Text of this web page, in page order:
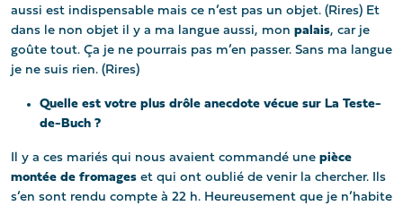
aussi est indispensable mais ce n’est pas un objet. (Rires) Et
dans le non objet il y a ma langue aussi, mon palais, car je
goûte tout. Ça je ne pourrais pas m’en passer. Sans ma langue
je ne suis rien. (Rires)
Quelle est votre plus drôle anecdote vécue sur La Teste-
de-Buch ?
Il y a ces mariés qui nous avaient commandé une pièce
montée de fromages et qui ont oublié de venir la chercher. Ils
s’en sont rendu compte à 22 h. Heureusement que je n’habite